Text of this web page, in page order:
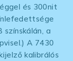
és 300nit
a
A 7430
kalibrálós